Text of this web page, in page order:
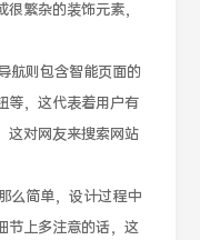
繁杂的装饰元素，
则包含智能页面的
等，这代表着用户有
这对网友来搜索网站
简单，设计过程中
节上多注意的话，这